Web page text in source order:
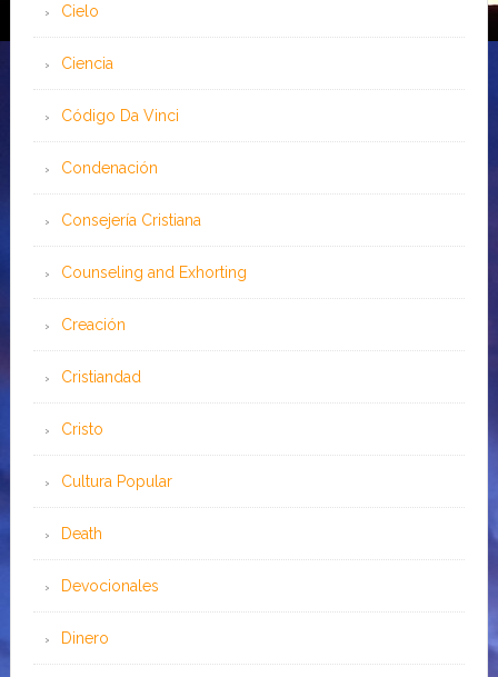
Cielo
Ciencia
Código Da Vinci
Condenación
Consejería Cristiana
Counseling and Exhorting
Creación
Cristiandad
Cristo
Cultura Popular
Death
Devocionales
Dinero